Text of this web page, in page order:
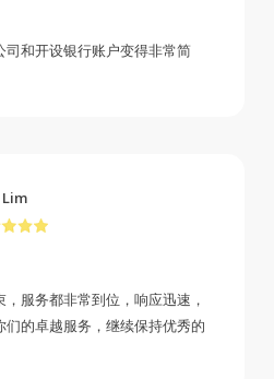
和开设银行账户变得非常简
服务都非常到位，响应迅速，
的卓越服务，继续保持优秀的